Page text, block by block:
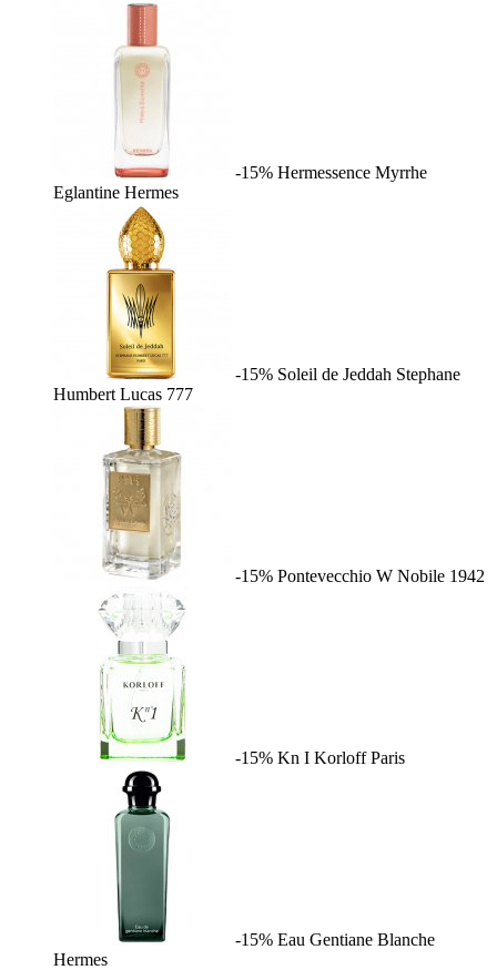
-15% Hermessence Myrrhe
Eglantine Hermes
-15% Soleil de Jeddah Stephane
Humbert Lucas 777
-15% Pontevecchio W Nobile 1942
-15% Kn I Korloff Paris
-15% Eau Gentiane Blanche
Hermes